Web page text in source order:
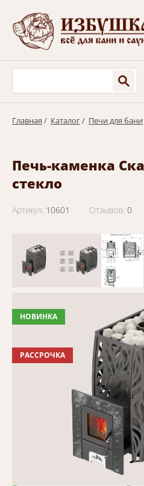
Главная / Каталог/ Печи для бани
Печь-каменка
стекло
Артикул: 10601 Отзывов: 0
НОВИНКА
РАССРОЧКА